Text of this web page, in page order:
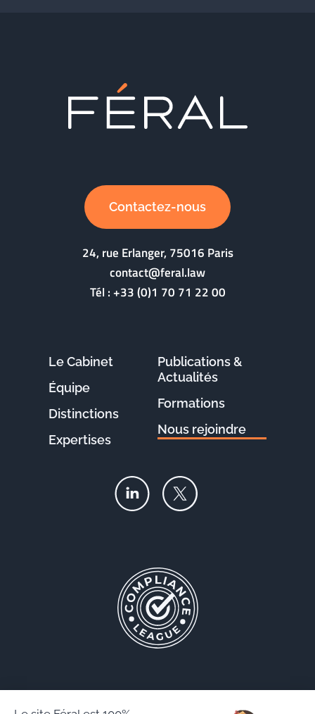
Contactez-nous
24, rue Erlanger, 75016 Paris
contact@feral.law
Tél :+33 (0)1 70 71 22 00
Le Cabinet
Équipe
Distinctions
Expertises
Publications &
Actualités
Formations
Nous rejoindre